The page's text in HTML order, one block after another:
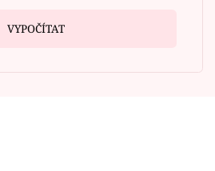
VYPOČÍTAT